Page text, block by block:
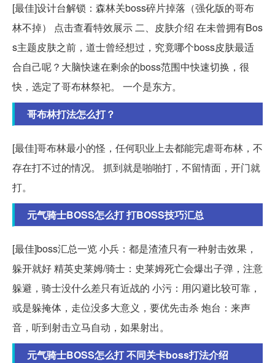
[最佳]设计台解锁：森林关boss碎片掉落（强化版的哥布
林不掉） 点击查看特效展示 二、皮肤介绍 在未曾拥有Bos
s主题皮肤之前，道士曾经想过，究竟哪个boss皮肤最适
合自己呢？大脑快速在剩余的boss范围中快速切换，很
快，选定了哥布林祭祀。 一个是东方。
哥布林打法怎么打？
[最佳]哥布林最小的怪，任何职业上去都能完虐哥布林，不
存在打不过的情况。 抓到就是啪啪打，不留情面，开门就
打。
元气骑士BOSS怎么打 打BOSS技巧汇总
[最佳]boss汇总一览 小兵：都是渣渣只有一种射击效果，
躲开就好 精英史莱姆/骑士：史莱姆死亡会爆出子弹，注意
躲避，骑士没什么差只有近战的 小污：用闪避比较可靠，
或是躲掩体，走位没多大意义，要优先击杀 炮台：来声
音，听到射击立马自动，如果射出。
元气骑士BOSS怎么打 不同关卡boss打法介绍